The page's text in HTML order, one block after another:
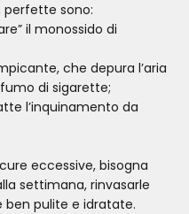
perfette sono:
il monossido di
che depura l’aria
di sigarette;
l’inquinamento da
eccessive, bisogna
settimana, rinvasarle
ben pulite e idratate.